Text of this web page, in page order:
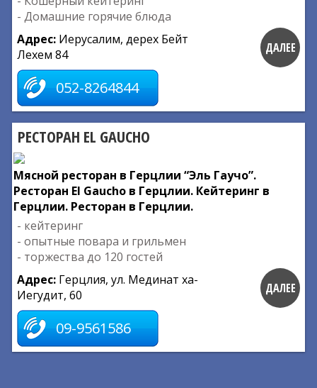
- Домашние горячие блюда
Адрес: Иерусалим, дерех Бейт
Лехем 84
052-8264844
ДАЛЕЕ
РЕСТОРАН EL GAUCHO
Мясной ресторан в Герцлии “Эль Гаучо”.
Ресторан El Gaucho в Герцлии. Кейтеринг в
Герцлии. Ресторан в Герцлии.
- кейтеринг
- опытные повара и грильмен
- торжества до 120 гостей
Адрес: Герцлия, ул. Мединат ха-
Иегудит, 60
09-9561586
ДАЛЕЕ